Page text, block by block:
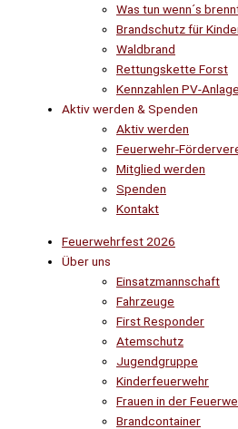
Was tun wenn´s
Brandschutz für
Waldbrand
Rettungskette Forst
Kennzahlen PV-Anlage
Aktiv werden & Spenden
Aktiv werden
Feuerwehr-
Mitglied werden
Spenden
Kontakt
Feuerwehrfest 2026
Über uns
Einsatzmannschaft
Fahrzeuge
First Responder
Atemschutz
Jugendgruppe
Kinderfeuerwehr
Frauen in der
Brandcontainer